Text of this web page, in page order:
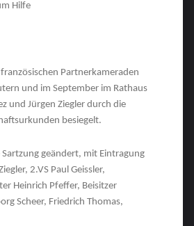
Hilfe
Partnerkameraden
und im September im Rathaus
und Jürgen Ziegler durch die
besiegelt.
geändert, mit Eintragung
2.VS Paul Geissler,
Heinrich Pfeffer, Beisitzer
Scheer, Friedrich Thomas,